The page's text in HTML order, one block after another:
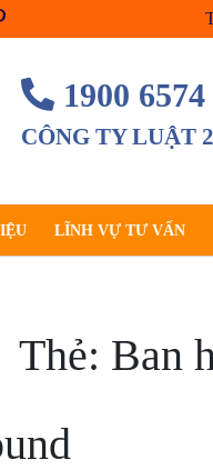
1900 6574
CÔNG TY LUẬT
LĨNH VỰ TƯ VẤN
Thẻ: Ban